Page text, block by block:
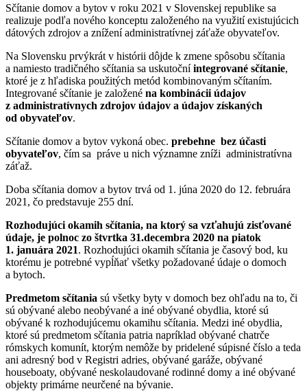
Sčítanie domov a bytov v roku 2021 v Slovenskej republike sa
realizuje podľa nového konceptu založeného na využití existujúcich
dátových zdrojov a znížení administratívnej záťaže obyvateľov.
Na Slovensku prvýkrát v histórii dôjde k zmene spôsobu sčítania
a namiesto tradičného sčítania sa uskutočníintegrované sčítanie,
ktoré je z hľadiska použitých metód kombinovaným sčítaním.
Integrované sčítanie je založené na kombinácii údajov
z administratívnych zdrojov údajov a údajov získaných
od obyvateľov.
Sčítanie domov a bytov vykoná obec. prebehne bez účasti
obyvateľov, čím sa práve u nich významne zníži administratívna
záťaž.
Doba sčítania domov a bytov trvá od 1. júna 2020 do 12. februára
2021, čo predstavuje 255 dní.
Rozhodujúci okamih sčítania, na ktorý sa vzťahujú zisťované
údaje, je polnoc zo štvrtka 31.decembra 2020 na piatok
1. januára 2021. Rozhodujúci okamih sčítania je časový bod, ku
ktorému je potrebné vypĺňať všetky požadované údaje o domoch
a bytoch.
Predmetom sčítania sú všetky byty v domoch bez ohľadu na to, či
sú obývané alebo neobývané a iné obývané obydlia, ktoré sú
obývané k rozhodujúcemu okamihu sčítania. Medzi iné obydlia,
ktoré sú predmetom sčítania patria napríklad obývané chatrče
rómskych komunít, ktorým nemôže by pridelené súpisné číslo a teda
ani adresný bod v Registri adries, obývané garáže, obývané
houseboaty, obývané neskolaudované rodinné domy a iné obývané
objekty primárne neurčené na bývanie.